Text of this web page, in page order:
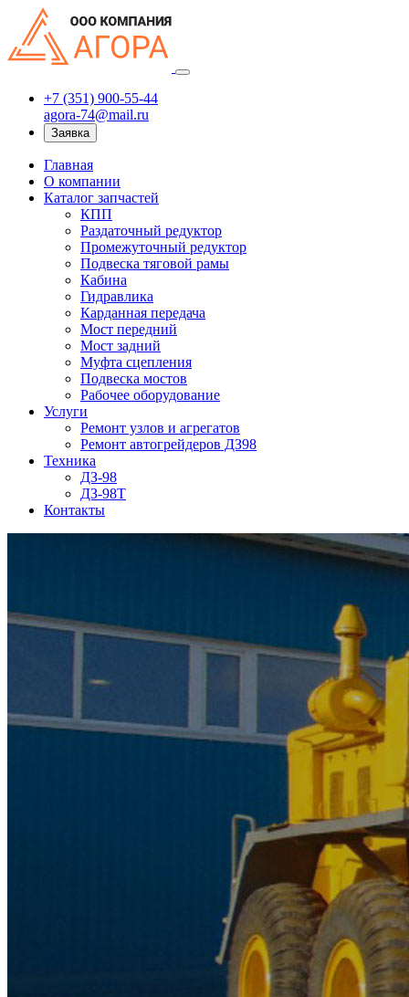
+7 (351) 900-55-44
agora-74@mail.ru
Заявка
Главная
О компании
Каталог запчастей
КПП
Раздаточный редуктор
Промежуточный редуктор
Подвеска тяговой рамы
Кабина
Гидравлика
Карданная передача
Мост передний
Мост задний
Муфта сцепления
Подвеска мостов
Рабочее оборудование
Услуги
Ремонт узлов и агрегатов
Ремонт автогрейдеров ДЗ98
Техника
ДЗ-98
ДЗ-98Т
Контакты